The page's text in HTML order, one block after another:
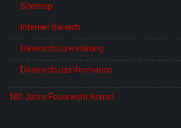
Sitemap
Interner Bereich
Datenschutzerklärung
Datenschutzinformation
100 Jahre Feuerwehr Kemel